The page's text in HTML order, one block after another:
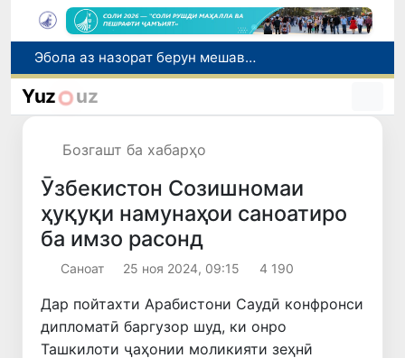
Дар моҳи июл дар Ӯзбекистон нархи маҳсулоти озуқаворӣ коҳиш ёфт, аммо баъзе молу хидматрасониҳо гарон шуданд
Дар Сенат тадбирҳои беҳтар намудани мавқеи Ӯзбекистон дар рейтингҳо ва индексҳои байналмилалӣ баррасӣ шуданд
Yuz uz
Бозгашт ба хабарҳо
Ӯзбекистон Созишномаи
ҳуқуқи намунаҳои саноатиро
ба имзо расонд
Саноат 25 ноя 2024, 09:15 4 190
Дар пойтахти Арабистони Саудӣ конфронси
дипломатӣ баргузор шуд, ки онро
Ташкилоти ҷаҳонии моликияти зеҳнӣ